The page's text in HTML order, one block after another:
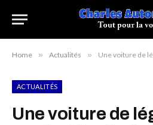
Home » Actualités » Une voiture de
ACTUALITÉS
Une voiture de